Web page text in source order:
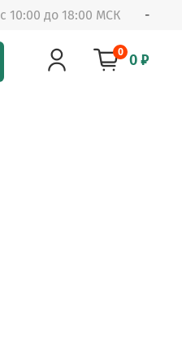
с 10:00 до 18:00 МСК -
0 0 ₽